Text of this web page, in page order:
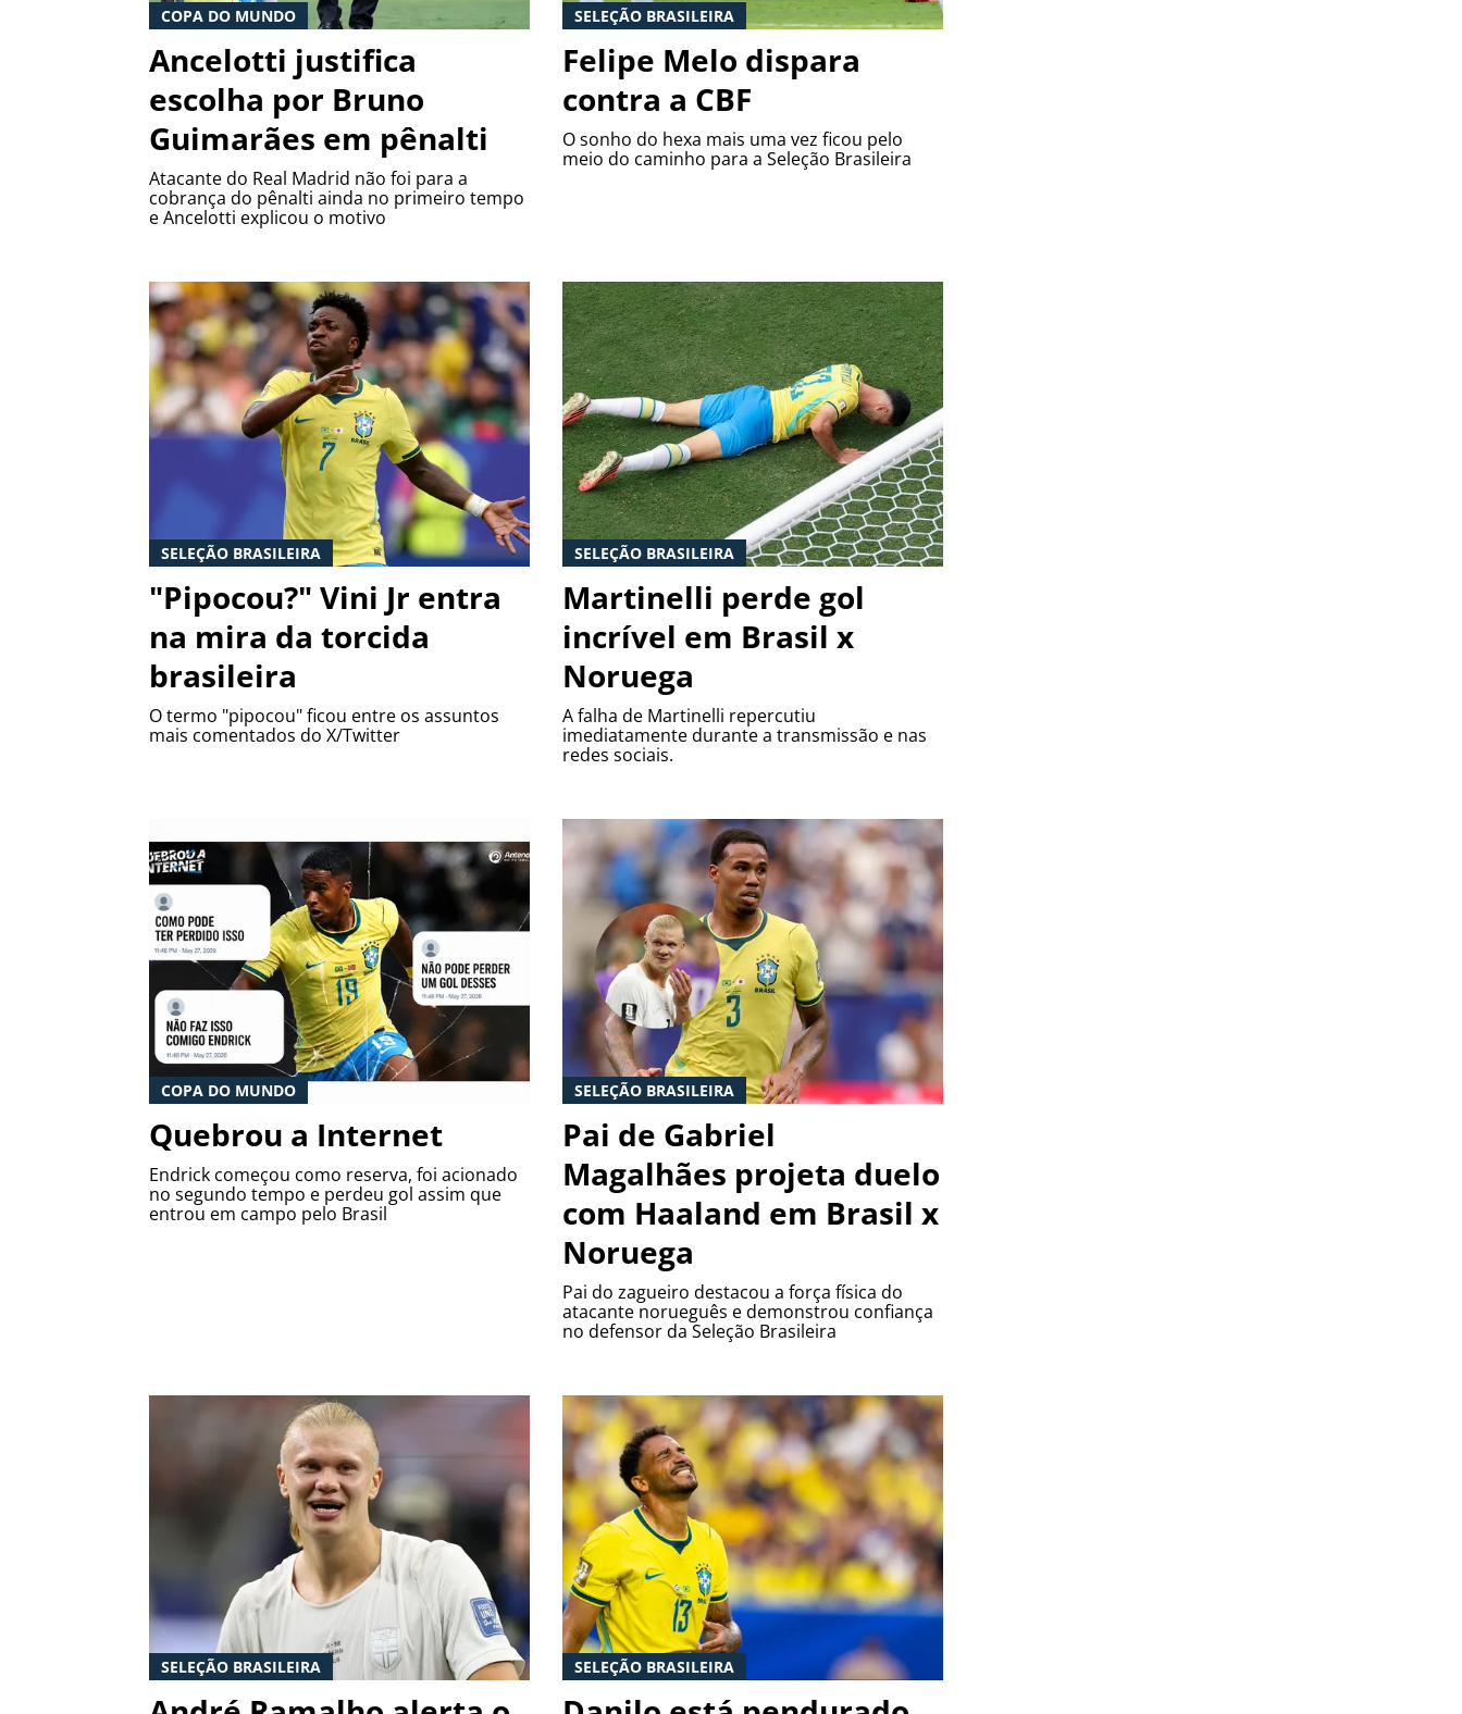
COPA DO MUNDO
Ancelotti justifica
escolha por Bruno
Guimarães em pênalti
Atacante do Real Madrid não foi para a
cobrança do pênalti ainda no primeiro tempo
e Ancelotti explicou o motivo
SELEÇÃO BRASILEIRA
Felipe Melo dispara
contra a CBF
O sonho do hexa mais uma vez ficou pelo
meio do caminho para a Seleção Brasileira
SELEÇÃO BRASILEIRA
"Pipocou?" Vini Jr entra
na mira da torcida
brasileira
O termo "pipocou" ficou entre os assuntos
mais comentados do X/Twitter
SELEÇÃO BRASILEIRA
Martinelli perde gol
incrível em Brasil x
Noruega
A falha de Martinelli repercutiu
imediatamente durante a transmissão e nas
redes sociais.
COPA DO MUNDO
Quebrou a Internet
Endrick começou como reserva, foi acionado
no segundo tempo e perdeu gol assim que
entrou em campo pelo Brasil
SELEÇÃO BRASILEIRA
Pai de Gabriel
Magalhães projeta duelo
com Haaland em Brasil x
Noruega
Pai do zagueiro destacou a força física do
atacante norueguês e demonstrou confiança
no defensor da Seleção Brasileira
SELEÇÃO BRASILEIRA SELEÇÃO BRASILEIRA